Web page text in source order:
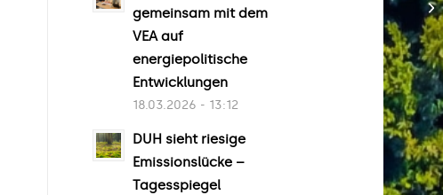
gemeinsam mit dem
VEA auf
energiepolitische
Entwicklungen
18.03.2026 - 13:12
DUH sieht riesige
Emissionslücke –
Tagesspiegel